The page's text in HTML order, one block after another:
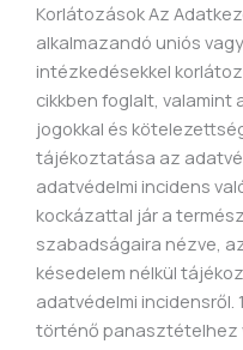
Korlátozások Az
alkalmazandó uniós
intézkedésekkel
cikkben foglalt, valamint
jogokkal és
tájékoztatása az
adatvédelmi incidens
kockázattal jár a
szabadságaira nézve,
késedelem nélkül
adatvédelmi incidensről.
történő panasztételhez